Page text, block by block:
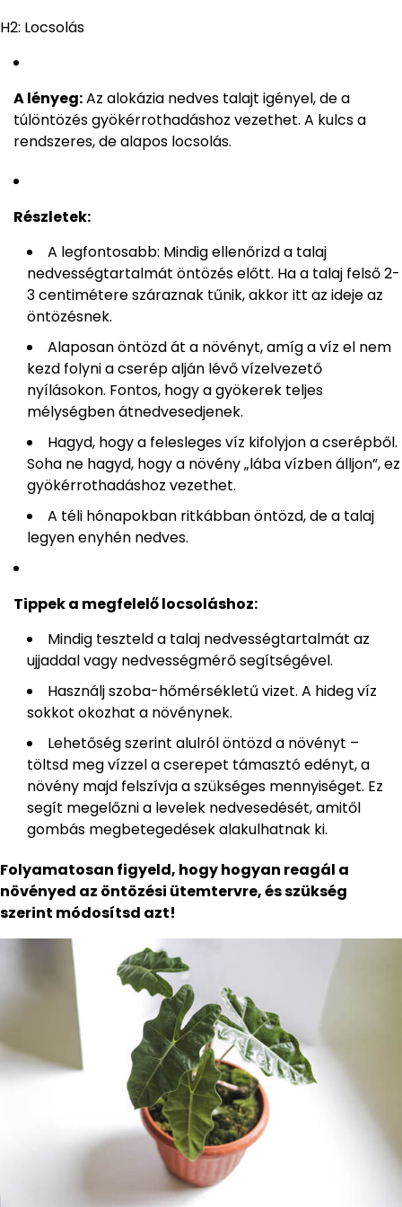
H2: Locsolás
A lényeg:Az alokázia nedves talajt igényel, de a
túlöntözés gyökérrothadáshoz vezethet. A kulcs a
rendszeres, de alapos locsolás.
Részletek:
A legfontosabb: Mindig ellenőrizd a talaj
nedvességtartalmát öntözés előtt. Ha a talaj felső 2-
3 centimétere száraznak tűnik, akkor itt az ideje az
öntözésnek.
Alaposan öntözd át a növényt, amíg a víz el nem
kezd folyni a cserép alján lévő vízelvezető
nyílásokon. Fontos, hogy a gyökerek teljes
mélységben átnedvesedjenek.
Hagyd, hogy a felesleges víz kifolyjon a cserépből.
Soha ne hagyd, hogy a növény „lába vízben álljon”, ez
gyökérrothadáshoz vezethet.
A téli hónapokban ritkábban öntözd, de a talaj
legyen enyhén nedves.
Tippek a megfelelő locsoláshoz:
Mindig teszteld a talaj nedvességtartalmát az
ujjaddal vagy nedvességmérő segítségével.
Használj szoba-hőmérsékletű vizet. A hideg víz
sokkot okozhat a növénynek.
Lehetőség szerint alulról öntözd a növényt –
töltsd meg vízzel a cserepet támasztó edényt, a
növény majd felszívja a szükséges mennyiséget. Ez
segít megelőzni a levelek nedvesedését, amitől
gombás megbetegedések alakulhatnak ki.
Folyamatosan figyeld, hogy hogyan reagál a
növényed az öntözési ütemtervre, és szükség
szerint módosítsd azt!